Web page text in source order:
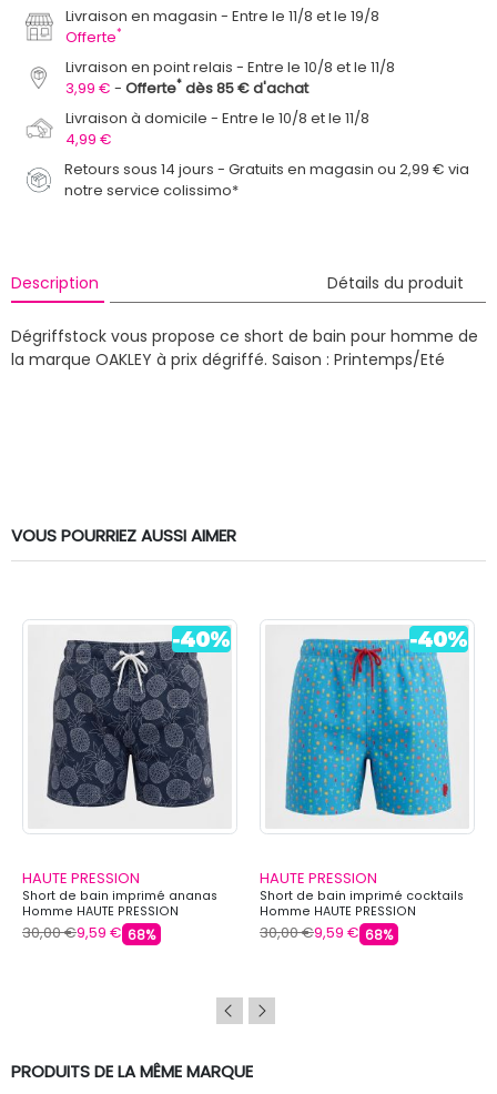
Livraison en magasin
Entre le 11/8 et le 19/8
Offerte*
Livraison en point relais
Entre le 10/8 et le 11/8
3,99 €
Offerte* dès 85 € d'achat
Livraison à domicile
Entre le 10/8 et le 11/8
4,99 €
Retours sous 14 jours - Gratuits en magasin ou 2,99 € via
notre service colissimo*
Description Détails du produit
Dégriffstock vous propose ce short de bain pour homme de
la marque OAKLEY à prix dégriffé. Saison : Printemps/Eté
VOUS POURRIEZ AUSSI AIMER
HAUTE PRESSION
Short de bain imprimé ananas
Homme HAUTE PRESSION
30,00 €9,59 € 68%
HAUTE PRESSION
Short de bain imprimé cocktails
Homme HAUTE PRESSION
30,00 €9,59 € 68%
PRODUITS DE LA MÊME MARQUE